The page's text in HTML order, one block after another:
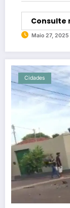
Consulte
Maio 27, 2025
Cidades